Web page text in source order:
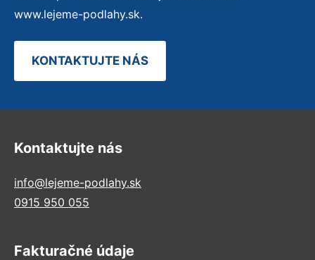
www.lejeme-podlahy.sk.
KONTAKTUJTE NÁS
Kontaktujte nás
info@lejeme-podlahy.sk
0915 950 055
Fakturačné údaje